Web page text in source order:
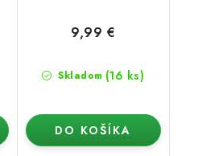
Skladom (16 ks)
9,99 €
DO KOŠÍKA